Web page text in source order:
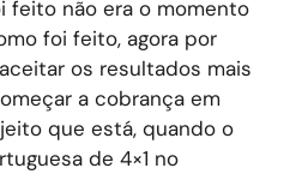
feito não era o momento
foi feito, agora por
os resultados mais
a cobrança em
que está, quando o
de 4×1 no